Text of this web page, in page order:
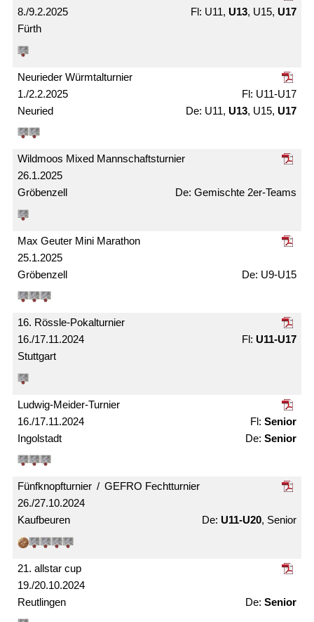
8./9.2.2025
Fürth
U11, U13, U15, U17
1./2.2.2025
Neurieder Würmtal­turnier
Neuried
U11-U17
U11, U13, U15, U17
26.1.2025
Wildmoos Mixed Mann­schafts­turnier
Gröbenzell Gemischte 2er-Teams
25.1.2025
Max Geuter Mini Marathon
Gröbenzell U9-U15
16./17.11.2024
16. Rössle-Pokal­turnier
Stuttgart
U11-U17
16./17.11.2024
Ludwig-Meider-Turnier
Ingolstadt
Senior
Senior
26./27.10.2024
Fünfknopf­turnier / GEFRO Fecht­turnier
Kaufbeuren U11-U20, Senior
19./20.10.2024
21. allstar cup
Reutlingen Senior